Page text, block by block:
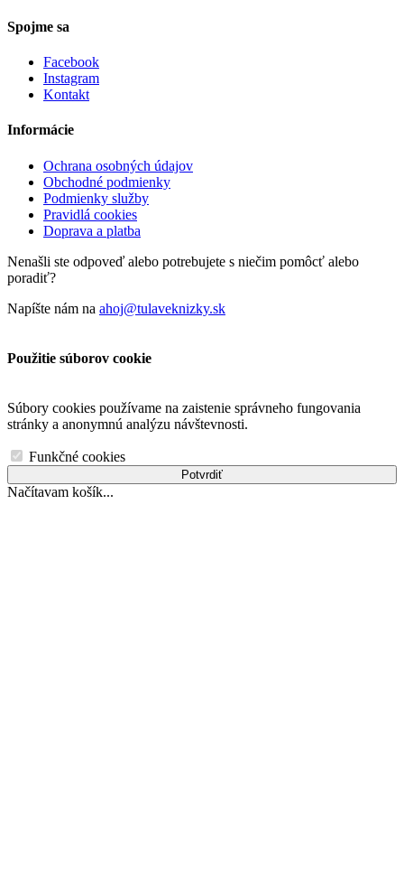
Spojme sa
Facebook
Instagram
Kontakt
Informácie
Ochrana osobných údajov
Obchodné podmienky
Podmienky služby
Pravidlá cookies
Doprava a platba
Nenašli ste odpoveď alebo potrebujete s niečim pomôcť alebo
poradiť?
Napíšte nám na ahoj@tulaveknizky.sk
Použitie súborov cookie
Súbory cookies používame na zaistenie správneho fungovania
stránky a anonymnú analýzu návštevnosti.
Funkčné cookies
Potvrdiť
Načítavam košík...